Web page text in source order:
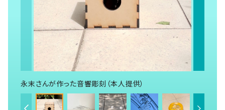
永末さんが作った音響彫刻（本人提供）